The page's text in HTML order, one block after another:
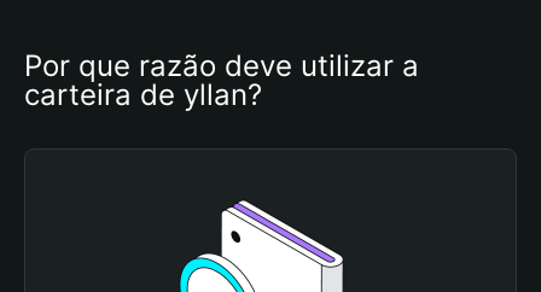
Por que razão deve utilizar a
carteira de yllan?